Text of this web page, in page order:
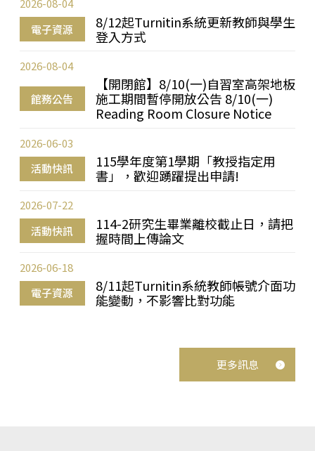
電子資源
8/12起Turnitin系統更新教師與學生
登入方式
2026-08-04
館務公告
【開閉館】8/10(一)自習室高架地板
施工期間暫停開放公告 8/10(一)
Reading Room Closure Notice
2026-08-04
活動快訊
115學年度第1學期「教授指定用
書」，歡迎踴躍提出申請!
2026-06-03
活動快訊
114-2研究生畢業離校截止日，請把
握時間上傳論文
2026-07-22
電子資源
8/11起Turnitin系統教師帳號介面功
能變動，不影響比對功能
2026-06-18
更多訊息